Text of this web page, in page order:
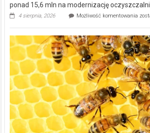
ponad 15,6 mln na modernizację
4 sierpnia, 2026 Możliwość komentowania
z
15,6
mln
na